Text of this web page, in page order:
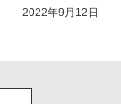
2022年9月12日